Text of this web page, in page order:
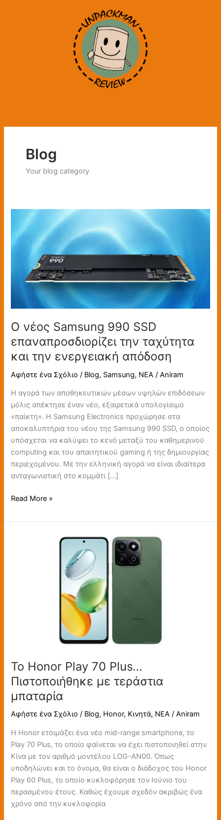
Blog
Your blog category
Ο νέος Samsung 990 SSD
επαναπροσδιορίζει την ταχύτητα
και την ενεργειακή απόδοση
Αφήστε ένα Σχόλιο / Blog, Samsung, ΝΕΑ /Aniram
Η αγορά των αποθηκευτικών μέσων υψηλών επιδόσεων
μόλις απέκτησε έναν νέο, εξαιρετικά υπολογίσιμο
«παίκτη». Η Samsung Electronics προχώρησε στα
αποκαλυπτήρια του νέου της Samsung 990 SSD, ο οποίος
υπόσχεται να καλύψει το κενό μεταξύ του καθημερινού
computing και του απαιτητικού gaming ή της δημιουργίας
περιεχομένου. Με την ελληνική αγορά να είναι ιδιαίτερα
ανταγωνιστική στο κομμάτι […]
νέος
Samsung
990
επαναπροσδιορίζει
ταχύτητα
και
την
ενεργειακή
απόδοση
Read More »
Το Honor Play 70 Plus…
Πιστοποιήθηκε με τεράστια
μπαταρία
Αφήστε ένα Σχόλιο / Blog, Honor, Κινητά, ΝΕΑ /Aniram
Η Honor ετοιμάζει ένα νέο mid-range smartphone, το
Play 70 Plus, το οποίο φαίνεται να έχει πιστοποιηθεί στην
Κίνα με τον αριθμό μοντέλου LOG-AN00. Όπως
υποδηλώνει και το όνομα, θα είναι ο διάδοχος του Honor
Play 60 Plus, το οποίο κυκλοφόρησε τον Ιούνιο του
περασμένου έτους. Καθώς έχουμε σχεδόν ακριβώς ένα
χρόνο από την κυκλοφορία
Πιστοποιήθηκε